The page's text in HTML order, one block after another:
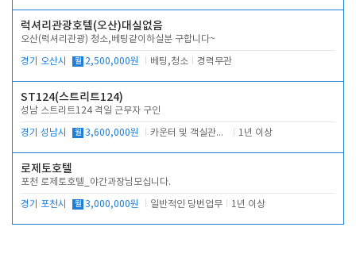
럭셔리관광호텔(오산)대실없음
오산(럭셔리관광) 청소,베팅같이하실분 구합니다~
경기 오산시 월 2,500,000원 베팅,청소 경력무관
ST124(스트리트124)
성남 스트리트124 격일 근무자 구인
경기 성남시 월 3,600,000원 카운터 및 객실관리 전반 1년 이상
로제토호텔
포천 로제토호텔_야간과장님모십니다.
경기 포천시 월 3,000,000원 일반적인 당번업무 1년 이상